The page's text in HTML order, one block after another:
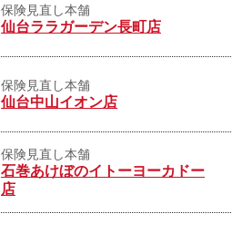
保険見直し本舗
仙台ララガーデン長町店
保険見直し本舗
仙台中山イオン店
保険見直し本舗
石巻あけぼのイトーヨーカドー
店